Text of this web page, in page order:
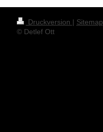
Druckversion | Sitemap
© Detlef Ott